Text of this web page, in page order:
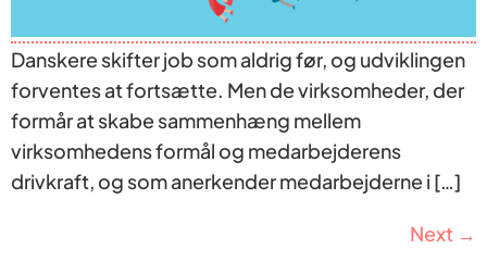
Danskere skifter job som aldrig før, og udviklingen
forventes at fortsætte. Men de virksomheder, der
formår at skabe sammenhæng mellem
virksomhedens formål og medarbejderens
drivkraft, og som anerkender medarbejderne i […]
Next →